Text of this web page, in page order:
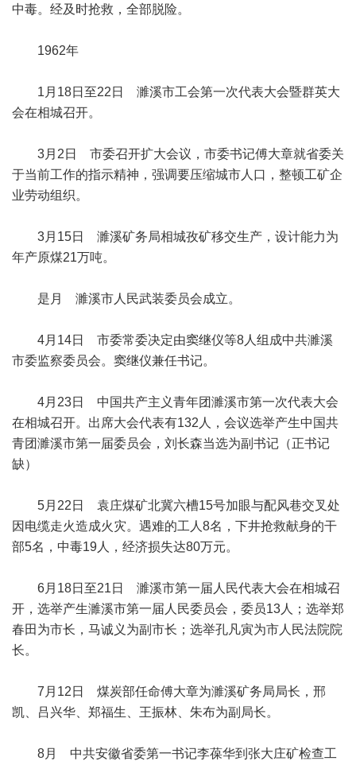
中毒。经及时抢救，全部脱险。
1962年
1月18日至22日 濉溪市工会第一次代表大会暨群英大
会在相城召开。
3月2日 市委召开扩大会议，市委书记傅大章就省委关
于当前工作的指示精神，强调要压缩城市人口，整顿工矿企
业劳动组织。
3月15日 濉溪矿务局相城孜矿移交生产，设计能力为
年产原煤21万吨。
是月 濉溪市人民武装委员会成立。
4月14日 市委常委决定由窦继仪等8人组成中共濉溪
市委监察委员会。窦继仪兼任书记。
4月23日 中国共产主义青年团濉溪市第一次代表大会
在相城召开。出席大会代表有132人，会议选举产生中国共
青团濉溪市第一届委员会，刘长森当选为副书记（正书记
缺）
5月22日 袁庄煤矿北冀六槽15号加眼与配风巷交叉处
因电缆走火造成火灾。遇难的工人8名，下井抢救献身的干
部5名，中毒19人，经济损失达80万元。
6月18日至21日 濉溪市第一届人民代表大会在相城召
开，选举产生濉溪市第一届人民委员会，委员13人；选举郑
春田为市长，马诚义为副市长；选举孔凡寅为市人民法院院
长。
7月12日 煤炭部任命傅大章为濉溪矿务局局长，邢
凯、吕兴华、郑福生、王振林、朱布为副局长。
8月 中共安徽省委第一书记李葆华到张大庄矿检查工